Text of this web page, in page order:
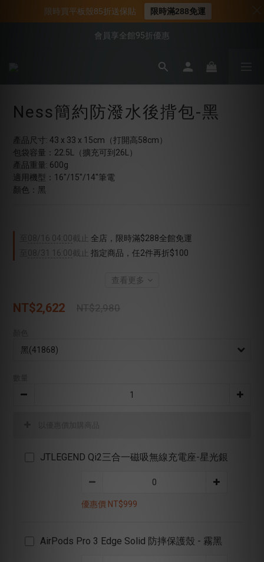
📍新客首購現折$50｜加入會員立即領取
📌年中下殺 手機殼3折起
會員享全館95折優惠
📍新客首購現折$50｜加入會員立即領取
Ness簡約防潑水後揹包-黑
產品尺寸: 43 x 33 x 15cm（打開高58cm）
包袋容量：22.5L（擴充可到26L）
產品重量: 600g
適用機型：16"/15"/14"筆電
顏色：黑
08/16 04:00截止
全店，限時滿$288全館免運
08/31 16:00截止 指定商品，任2件再折$100
查看更多
NT$2,622 NT$2,980
以優惠價加購商品
JTLEGEND Qi2三合一磁吸無線充電座-星光銀
優惠價 NT$999
AirPods Pro 3 Edge Solid 防摔保護殼 - 霧黑
限時買平板殼85折送保貼 限時滿288免運